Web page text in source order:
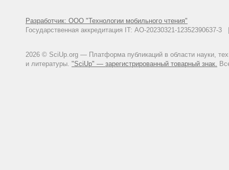
Разработчик: ООО "Технологии мобильного чтения"
Государственная аккредитация IT: АО-20230321-
2026 © SciUp.org — Платформа публикаций в области науки,
и литературы. "SciUp" — зарегистрированный товарный знак.